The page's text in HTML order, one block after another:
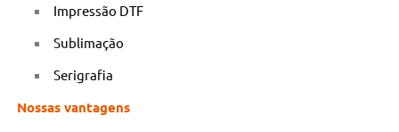
Impressão DTF
Sublimação
Serigrafia
Nossas vantagens